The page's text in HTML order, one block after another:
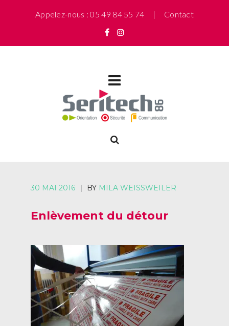
Appelez-nous : 05 49 84 55 74 | Contact
30 MAI 2016 | BY MILA WEISSWEILER
Enlèvement du détour